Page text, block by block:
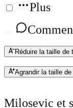
Plus
Réduire la taille de
Agrandir la taille
Milosevic et